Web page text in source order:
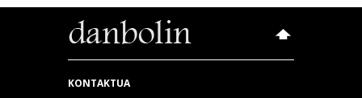
KONTAKTUA